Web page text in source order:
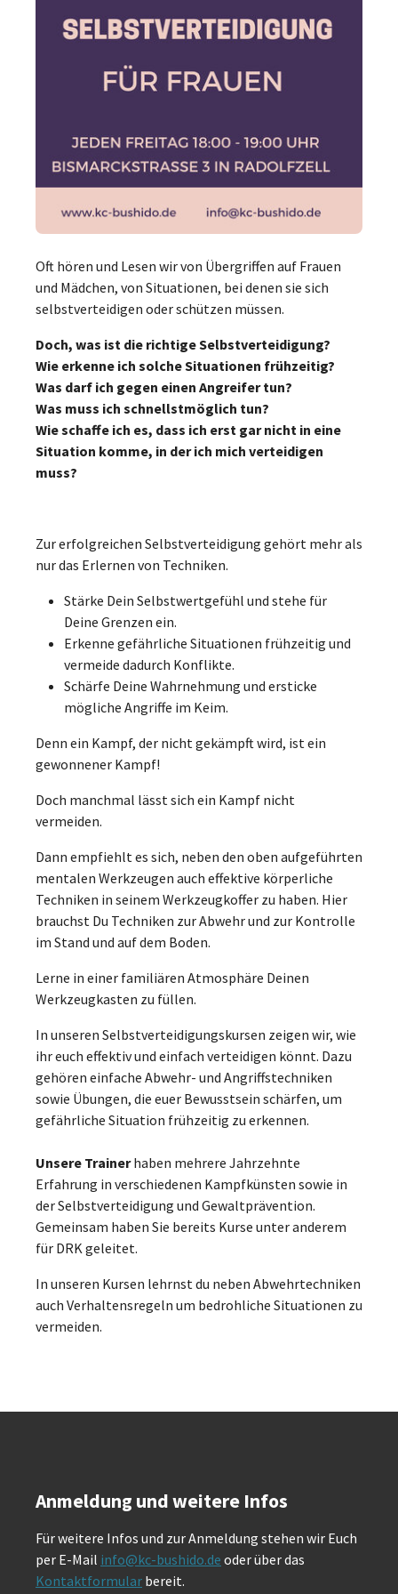
Oft hören und Lesen wir von Übergriffen auf Frauen
und Mädchen, von Situationen, bei denen sie sich
selbstverteidigen oder schützen müssen.
Doch, was ist die richtige Selbstverteidigung?
Wie erkenne ich solche Situationen frühzeitig?
Was darf ich gegen einen Angreifer tun?
Was muss ich schnellstmöglich tun?
Wie schaffe ich es, dass ich erst gar nicht in eine
Situation komme, in der ich mich verteidigen
muss?
Zur erfolgreichen Selbstverteidigung gehört mehr als
nur das Erlernen von Techniken.
Stärke Dein Selbstwertgefühl und stehe für
Deine Grenzen ein.
Erkenne gefährliche Situationen frühzeitig und
vermeide dadurch Konflikte.
Schärfe Deine Wahrnehmung und ersticke
mögliche Angriffe im Keim.
Denn ein Kampf, der nicht gekämpft wird, ist ein
gewonnener Kampf!
Doch manchmal lässt sich ein Kampf nicht
vermeiden.
Dann empfiehlt es sich, neben den oben aufgeführten
mentalen Werkzeugen auch effektive körperliche
Techniken in seinem Werkzeugkoffer zu haben. Hier
brauchst Du Techniken zur Abwehr und zur Kontrolle
im Stand und auf dem Boden.
Lerne in einer familiären Atmosphäre Deinen
Werkzeugkasten zu füllen.
In unseren Selbstverteidigungskursen zeigen wir, wie
ihr euch effektiv und einfach verteidigen könnt. Dazu
gehören einfache Abwehr- und Angriffstechniken
sowie Übungen, die euer Bewusstsein schärfen, um
gefährliche Situation frühzeitig zu erkennen.
Unsere Trainerhaben mehrere Jahrzehnte
Erfahrung in verschiedenen Kampfkünsten sowie in
der Selbstverteidigung und Gewaltprävention.
Gemeinsam haben Sie bereits Kurse unter anderem
für DRK geleitet.
In unseren Kursen lehrnst du neben Abwehrtechniken
auch Verhaltensregeln um bedrohliche Situationen zu
vermeiden.
Anmeldung und weitere Infos
Für weitere Infos und zur Anmeldung stehen wir Euch
per E-Mail info@kc-bushido.de oder über das
Kontaktformular bereit.